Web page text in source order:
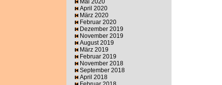
Mai 2020
April 2020
März 2020
Februar 2020
Dezember 2019
November 2019
August 2019
März 2019
Februar 2019
November 2018
September 2018
April 2018